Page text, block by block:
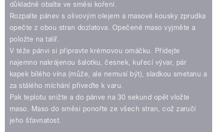
důkladně obalte ve směsi koření.
Rozpalte pánev s olivovým olejem a masové kousky zprudka
opečte z obou stran dozlatova. Opečené maso vyjměte a
položte na talíř.
V téže pánvi si připravte krémovou omáčku. Přidejte
najemno nakrájenou šalotku, česnek, kuřecí vývar, pár
kapek bílého vína (může, ale nemusí být), sladkou smetanu a
za stálého míchání přiveďte k varu.
Pak teplotu snižte a do pánve na 30 sekund opět vložte
maso. Maso do směsi ponořte ze všech stran, což zaručí
jeho šťavnatost.